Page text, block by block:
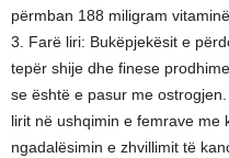
përmban 188 miligram
3. Farë liri: Bukëpjekësit e
tepër shije dhe finese
se është e pasur me
lirit në ushqimin e femrave me
ngadalësimin e zhvillimit të